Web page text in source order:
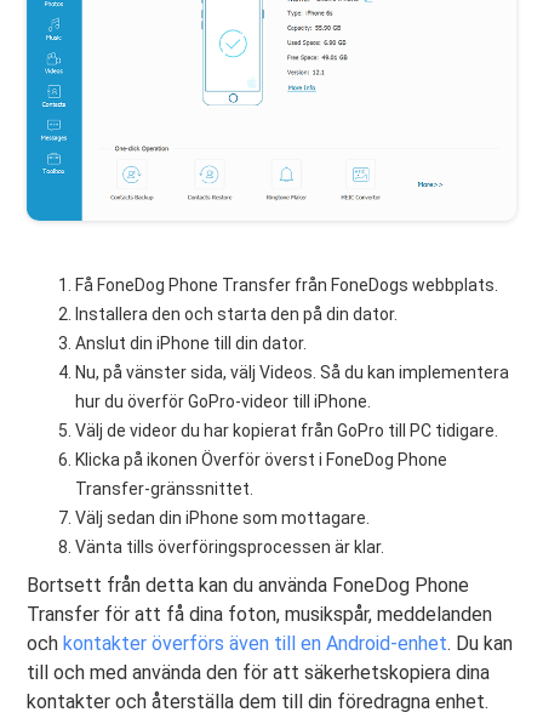
Få FoneDog Phone Transfer från FoneDogs webbplats.
Installera den och starta den på din dator.
Anslut din iPhone till din dator.
Nu, på vänster sida, välj Videos. Så du kan implementera
hur du överför GoPro-videor till iPhone.
Välj de videor du har kopierat från GoPro till PC tidigare.
Klicka på ikonen Överför överst i FoneDog Phone
Transfer-gränssnittet.
Välj sedan din iPhone som mottagare.
Vänta tills överföringsprocessen är klar.
Bortsett från detta kan du använda FoneDog Phone
Transfer för att få dina foton, musikspår, meddelanden
ochkontakter överförs även till en Android-enhet. Du kan
till och med använda den för att säkerhetskopiera dina
kontakter och återställa dem till din föredragna enhet.